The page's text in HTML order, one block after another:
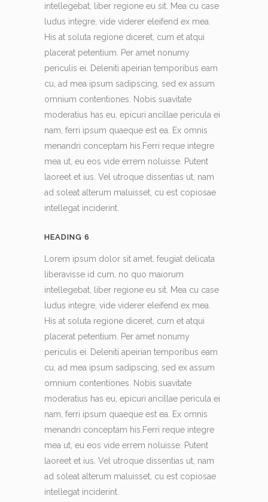
intellegebat, liber regione eu sit. Mea cu case
ludus integre, vide viderer eleifend ex mea.
His at soluta regione diceret, cum et atqui
placerat petentium. Per amet nonumy
periculis ei. Deleniti apeirian temporibus eam
cu, ad mea ipsum sadipscing, sed ex assum
omnium contentiones. Nobis suavitate
moderatius has eu, epicuri ancillae pericula ei
nam, ferri ipsum quaeque est ea. Ex omnis
menandri conceptam his.Ferri reque integre
mea ut, eu eos vide errem noluisse. Putent
laoreet et ius. Vel utroque dissentias ut, nam
ad soleat alterum maluisset, cu est copiosae
intellegat inciderint.
HEADING 6
Lorem ipsum dolor sit amet, feugiat delicata
liberavisse id cum, no quo maiorum
intellegebat, liber regione eu sit. Mea cu case
ludus integre, vide viderer eleifend ex mea.
His at soluta regione diceret, cum et atqui
placerat petentium. Per amet nonumy
periculis ei. Deleniti apeirian temporibus eam
cu, ad mea ipsum sadipscing, sed ex assum
omnium contentiones. Nobis suavitate
moderatius has eu, epicuri ancillae pericula ei
nam, ferri ipsum quaeque est ea. Ex omnis
menandri conceptam his.Ferri reque integre
mea ut, eu eos vide errem noluisse. Putent
laoreet et ius. Vel utroque dissentias ut, nam
ad soleat alterum maluisset, cu est copiosae
intellegat inciderint.